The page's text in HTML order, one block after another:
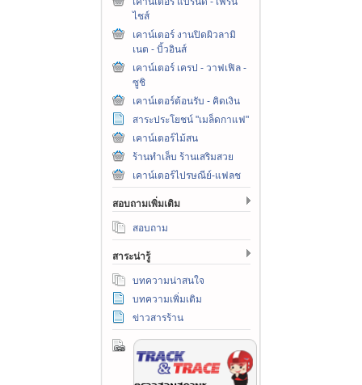
ไชส์
เคาน์เตอร์ งานปิดผิวลามิ
เนต - บิ้วอินส์
เคาน์เตอร์ เครป - วาฟเฟิล -
ซูชิ
เคาน์เตอร์ต้อนรับ - คิดเงิน
สาระประโยชน์ "เมล็ดกาแฟ"
เคาน์เตอร์ไม้สน
ร้านทำเล็บ ร้านเสริมสวย
เคาน์เตอร์ไปรษณีย์-แฟลช
สอบถามเพิ่มเติม
สอบถาม
สาระน่ารู้
บทความน่าสนใจ
บทความเพิ่มเติม
ข่าวสารร้าน